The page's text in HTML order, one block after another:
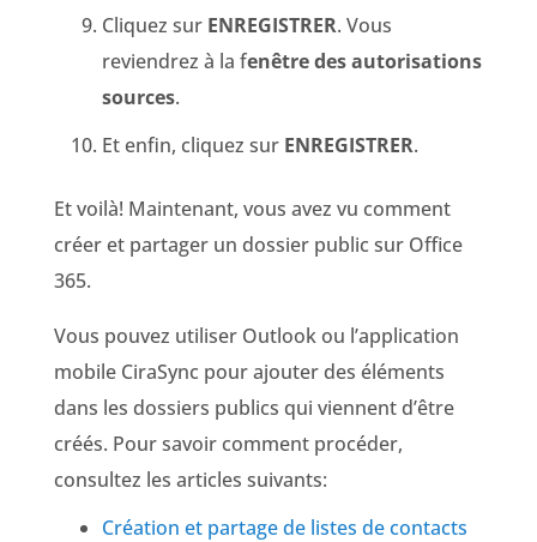
Cliquez sur ENREGISTRER. Vous
reviendrez à la fenêtre des autorisations
sources.
Et enfin, cliquez sur ENREGISTRER.
Et voilà! Maintenant, vous avez vu comment
créer et partager un dossier public sur Office
365.
Vous pouvez utiliser Outlook ou l’application
mobile CiraSync pour ajouter des éléments
dans les dossiers publics qui viennent d’être
créés. Pour savoir comment procéder,
consultez les articles suivants:
Création et partage de listes de contacts